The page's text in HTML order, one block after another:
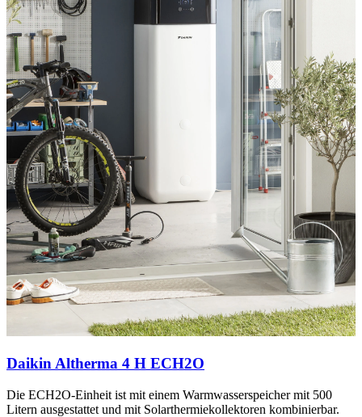
Daikin Altherma 4 H ECH2O
Die ECH2O-Einheit ist mit einem Warmwasserspeicher mit 500
Litern ausgestattet und mit Solarthermiekollektoren kombinierbar.